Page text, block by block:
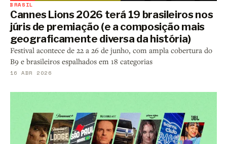
BRASIL
Cannes Lions 2026 terá 19 brasileiros nos
júris de premiação (e a composição mais
geograficamente diversa da história)
Festival acontece de 22 a 26 de junho, com ampla cobertura do
B9 e brasileiros espalhados em 18 categorias
16 ABR 2026